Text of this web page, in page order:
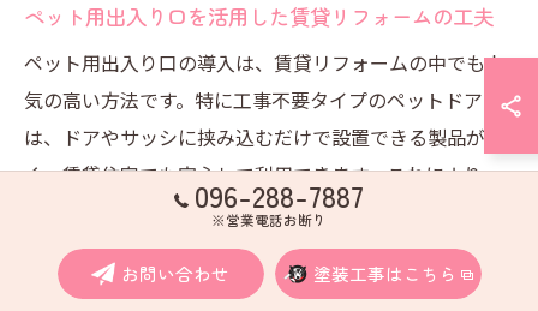
ペット用出入り口を活用した賃貸リフォームの工夫
ペット用出入り口の導入は、賃貸リフォームの中でも人
気の高い方法です。特に工事不要タイプのペットドア
は、ドアやサッシに挟み込むだけで設置できる製品が多
く、賃貸住宅でも安心して利用できます。これにより、
ペットが自分で好きなタイミングで部屋を行き来できる
ため、ストレス軽減につながります。
代表的な工夫としては、網戸に取り付けるタイプや、引
096-288-7887
※営業電話お断り
お問い合わせ 塗装工事はこちら